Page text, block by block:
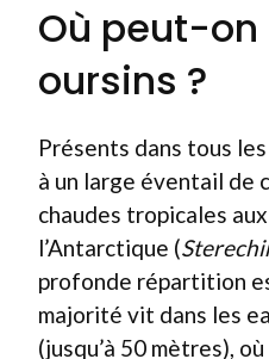
Où peut-on
oursins ?
Présents dans tous
à un large éventail de
chaudes tropicales
l’Antarctique (
profonde répartition
majorité vit dans les
(jusqu’à 50 mètres),